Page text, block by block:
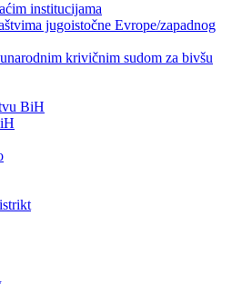
institucijama
jugoistočne Evrope/zapadnog
krivičnim sudom za bivšu
BiH